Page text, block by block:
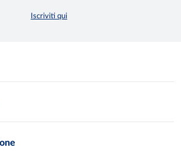
Iscriviti qui